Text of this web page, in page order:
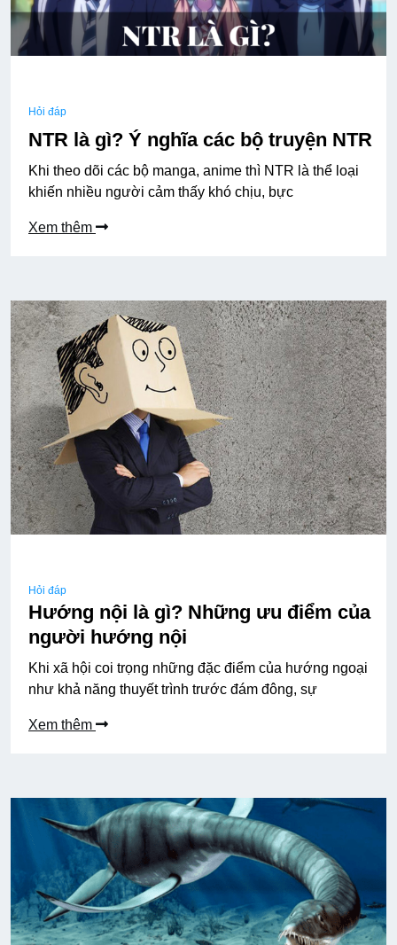
Hỏi đáp
NTR là gì? Ý nghĩa các bộ truyện NTR
Khi theo dõi các bộ manga, anime thì NTR là thể loại
khiến nhiều người cảm thấy khó chịu, bực
Xem thêm
Hỏi đáp
Hướng nội là gì? Những ưu điểm của
người hướng nội
Khi xã hội coi trọng những đặc điểm của hướng ngoại
như khả năng thuyết trình trước đám đông, sự
Xem thêm